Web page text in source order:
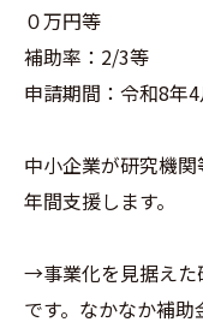
０万円等
補助率：2/3等
申請期間：令和8年
中小企業が研究機
年間支援します。
→事業化を見据えた
です。なかなか補